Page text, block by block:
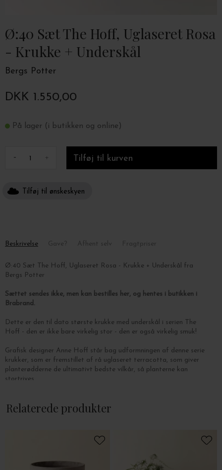
Ø:40 Sæt The Hoff, Uglaseret Rosa
- Krukke + Underskål
Bergs Potter
DKK 1.550,00
På lager (i butikken og online)
- +
Tilføj til ønskeskyen
Beskrivelse
Ø:40 Sæt The Hoff, Uglaseret Rosa - Krukke + Underskål fra
Bergs Potter
Sættet sendes ikke, men kan bestilles her, og hentes i butikken i
Brabrand.
Dette er den til dato største krukke med underskål i serien The
Hoff - den er ikke bare virkelig stor - den er også virkelig smuk!
Grafisk designer Anne Hoff står bag udformningen af denne serie
krukker, som er fremstillet af rå uglaseret terracotta, som giver
planterødderne de ultimativt bedste vilkår, så planterne kan
stortrives.
Krukkerne ændrer farve når de vandes - det betyder at de ånder!
Krukkerne fra Bergs fås i mange forskellige designs, men kun i to
serier - den rå uglaserede som fås i rosa og grå, og den glaserede
som fås i flere farver. Begge typer er fremstillet af italiensk ler af
højeste kvalitet, som er brændt ved ekstremt høje temperaturer.
Relaterede produkter